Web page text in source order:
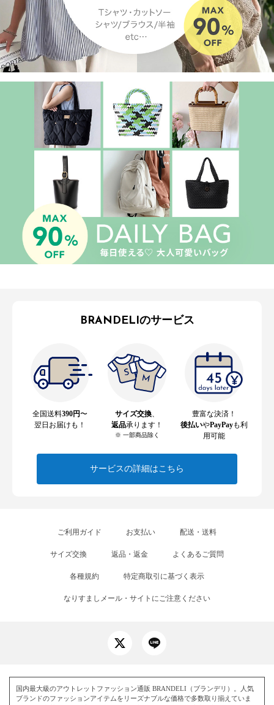
BRANDELIのサービス
全国送料390円〜
翌日お届けも！
サイズ交換、
返品承ります！
※ 一部商品除く
豊富な決済！
後払いやPayPayも利
用可能
サービスの詳細はこちら
ご利用ガイド お支払い 配送・送料
サイズ交換 返品・返金 よくあるご質問
各種規約 特定商取引に基づく表示
なりすましメール・サイトにご注意ください
国内最大級のアウトレットファッション通販 BRANDELI（ブランデリ）。人気
ブランドのファッションアイテムをリーズナブルな価格で多数取り揃えていま